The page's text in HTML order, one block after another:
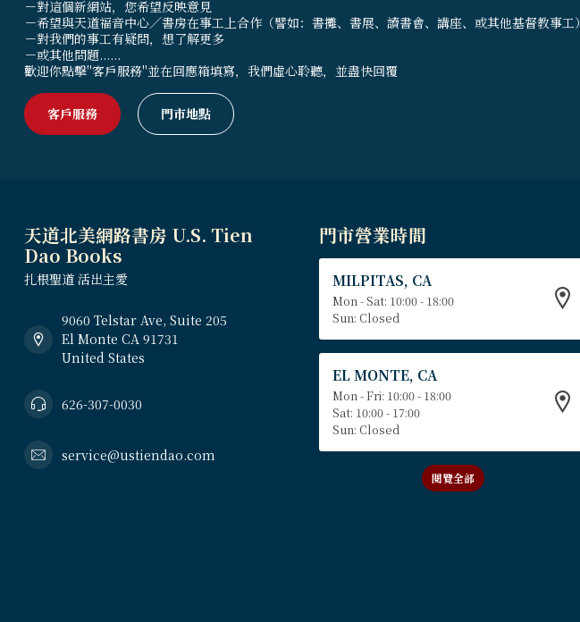
－對這個新網站，您希望反映意見
－希望與天道福音中心／書房在事工上合作（譬如：書攤、書展、讀書會、講座、或其他基督教事工）
－對我們的事工有疑問，想了解更多
－或其他問題......
歡迎你點擊"客戶服務"並在回應箱填寫，我們虛心聆聽，並盡快回覆
客戶服務 門市地點
天道北美網路書房 U.S. Tien
Dao Books
扎根聖道 活出主愛
9060 Telstar Ave, Suite 205
El Monte CA 91731
United States
626-307-0030
service@ustiendao.com
門市營業時間
MILPITAS, CA
Mon - Sat: 10:00 - 18:00
Sun: Closed
EL MONTE, CA
Mon - Fri: 10:00 - 18:00
Sat: 10:00 - 17:00
Sun: Closed
閱覽全部